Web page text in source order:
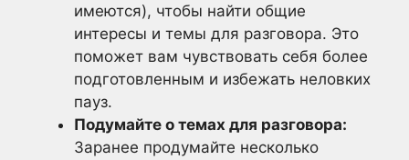
имеются), чтобы найти общие
интересы и темы для разговора. Это
поможет вам чувствовать себя более
подготовленным и избежать неловких
пауз.
Подумайте о темах для разговора:
Заранее продумайте несколько